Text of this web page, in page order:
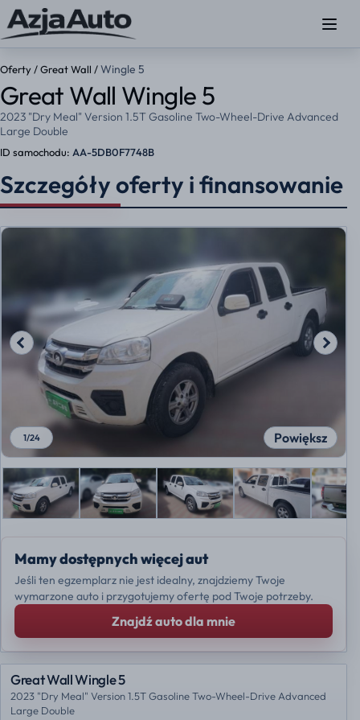
Oferty /Great Wall /Wingle 5
Great Wall Wingle 5
2023 "Dry Meal" Version 1.5T Gasoline Two-Wheel-Drive Advanced
Large Double
ID samochodu: AA-5DB0F7748B
Szczegóły oferty i finansowanie
Powiększ
1/24
Mamy dostępnych więcej aut
Jeśli ten egzemplarz nie jest idealny, znajdziemy Twoje
wymarzone auto i przygotujemy ofertę pod Twoje potrzeby.
Znajdź auto dla mnie
Great Wall Wingle 5
2023 "Dry Meal" Version 1.5T Gasoline Two-Wheel-Drive Advanced
Large Double